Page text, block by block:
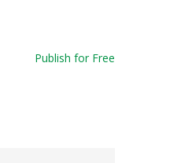
Publish for Free